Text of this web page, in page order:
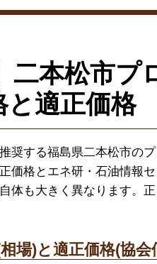
二本松市
と適正価格
奨する福島県二本松市の
価格とエネ研・石油情報
体も大きく異なります。
場)と適正価格(協会